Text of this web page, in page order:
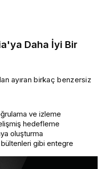
Daha İyi Bir
ayıran birkaç benzersiz
ve izleme
hedefleme
oluşturma
bültenleri gibi entegre